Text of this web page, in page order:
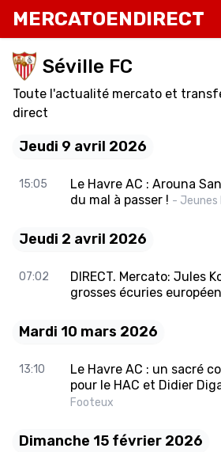
MERCATOENDIRECT
Séville FC
Toute l'actualité mercato et
direct
Jeudi 9 avril 2026
15:05
Le Havre AC : Arouna
du mal à passer ! - Jeunes
Jeudi 2 avril 2026
07:02
DIRECT. Mercato: Jules
grosses écuries
Mardi 10 mars 2026
13:10
Le Havre AC : un sacré
pour le HAC et Didier
Footeux
Dimanche 15 février 2026